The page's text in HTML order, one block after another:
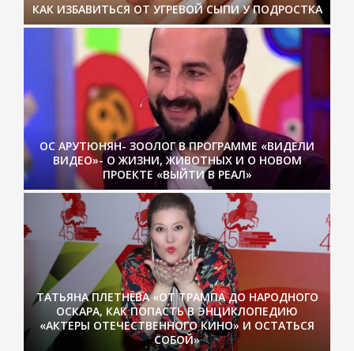
КАК ИЗБАВИТЬСЯ ОТ УГРЕВОЙ СЫПИ У ПОДРОСТКА
ОС АРУТЮНЯН- ЗООЛОГ В ПРОГРАММЕ «ВИДЕЛИ
ВИДЕО»- О ЖИЗНИ, ЖИВОТНЫХ И О НОВОМ
ПРОЕКТЕ «ВЫЙТИ В РЕАЛ»
ТАТЬЯНА ПЛЕТНЁВА «ОТ ТРАМПА ДО НАРОДНОГО
ОСКАРА, КАК ПОПАСТЬ В ЭНЦИКЛОПЕДИЮ
«АКТЕРЫ ОТЕЧЕСТВЕННОГО КИНО» И ОСТАТЬСЯ
СОБОЙ»